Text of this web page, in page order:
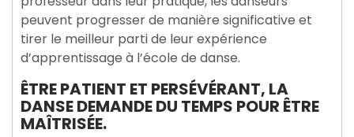
peuvent progresser de manière significative et
tirer le meilleur parti de leur expérience
d’apprentissage à l’école de danse.
ÊTRE PATIENT ET PERSÉVÉRANT, LA
DANSE DEMANDE DU TEMPS POUR ÊTRE
MAÎTRISÉE.